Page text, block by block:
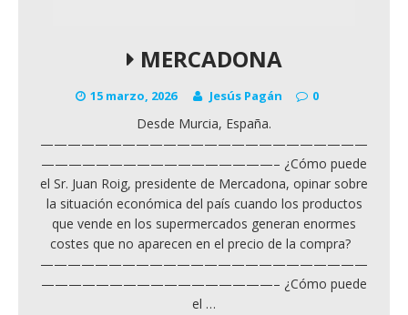
MERCADONA
15 marzo, 2026 Jesús Pagán 0
Desde Murcia, España.
————————————————————————
—————————————————– ¿Cómo puede
el Sr. Juan Roig, presidente de Mercadona, opinar sobre
la situación económica del país cuando los productos
que vende en los supermercados generan enormes
costes que no aparecen en el precio de la compra?
————————————————————————
—————————————————– ¿Cómo puede
el …